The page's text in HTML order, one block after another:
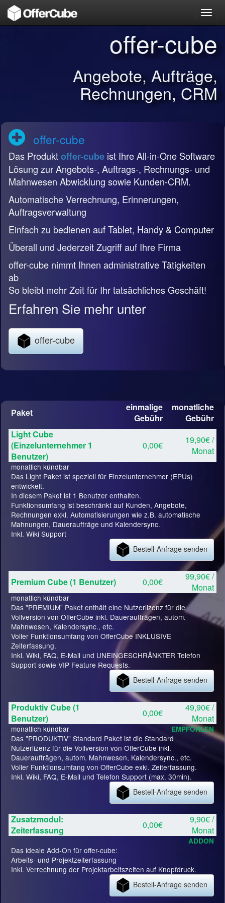
offer-cube
Angebote, Aufträge,
Rechnungen, CRM
offer-cube
Das Produktoffer-cube ist Ihre All-in-One Software
Lösung zur Angebots-, Auftrags-, Rechnungs- und
Mahnwesen Abwicklung sowie Kunden-CRM.
Automatische Verrechnung, Erinnerungen,
Auftragsverwaltung
Einfach zu bedienen auf Tablet, Handy & Computer
Überall und Jederzeit Zugriff auf Ihre Firma
offer-cube nimmt Ihnen administrative Tätigkeiten
ab
So bleibt mehr Zeit für Ihr tatsächliches Geschäft!
Erfahren Sie mehr unter
offer-cube
Paket
einmalige
Gebühr
monatliche
Gebühr
Light Cube
(Einzelunternehmer 1
Benutzer)
0,00€
19,90€ /
Monat
monatlich kündbar
Das Light Paket ist speziell für Einzelunternehmer (EPUs)
entwickelt.
In diesem Paket ist 1 Benutzer enthalten.
Funktionsumfang ist beschränkt auf Kunden, Angebote,
Rechnungen exkl. Automatisierungen wie z.B. automatische
Mahnungen, Daueraufträge und Kalendersync.
Inkl. Wiki Support
Bestell-Anfrage senden
Premium Cube (1 Benutzer) 0,00€
99,90€ /
Monat
monatlich kündbar
Das "PREMIUM" Paket enthält eine Nutzerlizenz für die
Vollversion von OfferCube inkl. Daueraufträgen, autom.
Mahnwesen, Kalendersync., etc.
Voller Funktionsumfang von OfferCube INKLUSIVE
Zeiterfassung.
Inkl. Wiki, FAQ, E-Mail und UNEINGESCHRÄNKTER Telefon
Support sowie VIP Feature Requests.
Bestell-Anfrage senden
Produktiv Cube (1
Benutzer)
0,00€
49,90€ /
Monat
monatlich kündbar EMPFOHLEN
Das "PRODUKTIV" Standard Paket ist die Standard
Nutzerlizenz für die Vollversion von OfferCube inkl.
Daueraufträgen, autom. Mahnwesen, Kalendersync., etc.
Voller Funktionsumfang von OfferCube exkl. Zeiterfassung.
Inkl. Wiki, FAQ, E-Mail und Telefon Support (max. 30min).
Bestell-Anfrage senden
Zusatzmodul:
Zeiterfassung
0,00€
9,90€ /
Monat
ADDON
Das ideale Add-On für offer-cube:
Arbeits- und Projektzeiterfassung
Inkl. Verrechnung der Projektarbeitszeiten auf Knopfdruck.
Bestell-Anfrage senden